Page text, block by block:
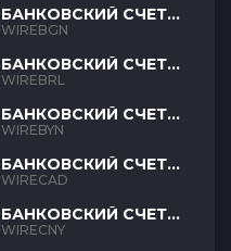
БАНКОВСКИЙ СЧЕТ
BGN
WIREBGN
БАНКОВСКИЙ СЧЕТ
BRL
WIREBRL
БАНКОВСКИЙ СЧЕТ
BYN
WIREBYN
БАНКОВСКИЙ СЧЕТ
CAD
WIRECAD
БАНКОВСКИЙ СЧЕТ
CNY
WIRECNY